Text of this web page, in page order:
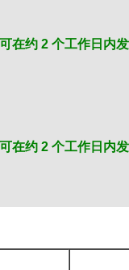
在约 2 个工作日内
在约 2 个工作日内